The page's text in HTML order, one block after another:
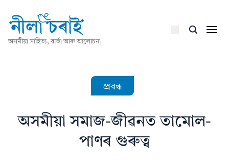
অসমীয়া সাহিত্য, বাৰ্তা আৰু আলোচনা
প্ৰবন্ধ
অসমীয়া সমাজ-জীৱনত তামোল-
পাণৰ গুৰুত্ব